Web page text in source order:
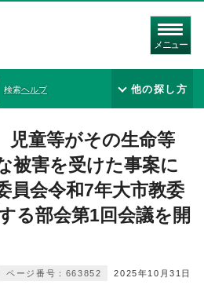
メニュー
検索ヘルプ 他の探し方
童等がその生命等
被害を受けた事案に
員会令和7年大市教委
る部会第1回会議を開
2025年10月31日
ページ番号：663852